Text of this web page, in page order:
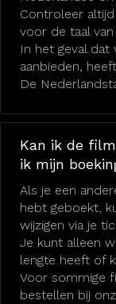
Controleer
voor de taal
In het geval dat
aanbieden,
De
Kan ik de
ik mijn
Als je een
hebt geboekt,
wijzigen via je
Je kunt alleen
lengte heeft of
Voor sommige
bestellen bij